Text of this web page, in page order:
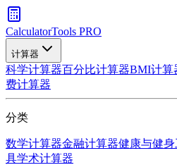
CalculatorTools PRO
计算器
科学计算器百分比计算器BMI计算
费计算器
分类
数学计算器金融计算器健康与健身
具学术计算器